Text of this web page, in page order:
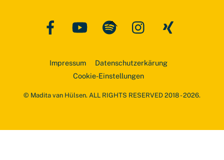
Back
To
Facebook YouTube Spotify Instagram
Impressum
Datenschutzerkärung
Cookie-Einstellungen
© Madita van Hülsen. ALL RIGHTS RESERVED 2018 - 2026.